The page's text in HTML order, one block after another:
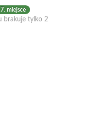
miejsce
brakuje tylko 2